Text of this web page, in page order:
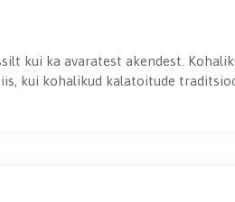
kui ka avaratest akendest.
kui kohalikud kalatoitude